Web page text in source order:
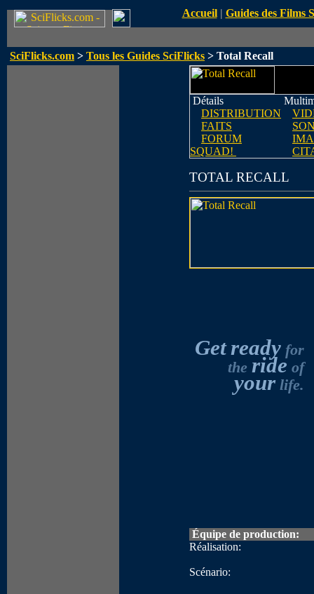
Accueil| Guides des Films
SciFlicks.com > Tous les Guides SciFlicks > Total Recall
Détails
DISTRIBUTION
FAITS
FORUM
SQUAD!
TOTAL RECALL
Getready for
the ride of
yourlife.
Équipe de production:
Réalisation:
Scénario: